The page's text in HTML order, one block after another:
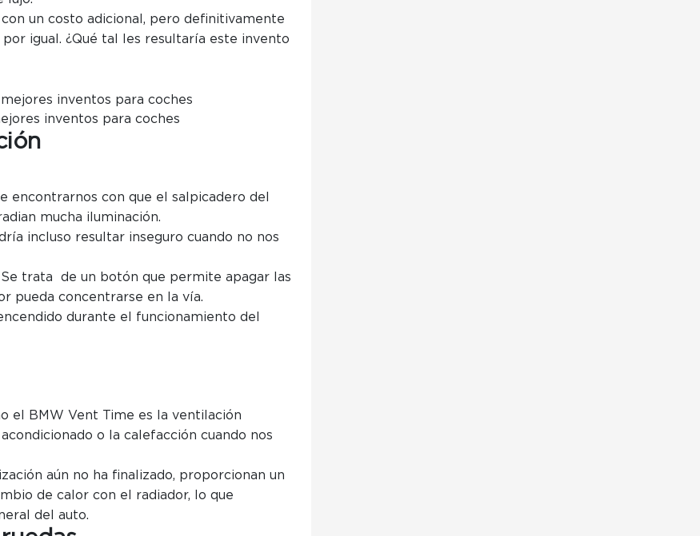
un costo adicional, pero definitivamente
igual. ¿Qué tal les resultaría este invento
inventos para coches
encontrarnos con que el salpicadero del
mucha iluminación.
incluso resultar inseguro cuando no nos
trata de un botón que permite apagar las
pueda concentrarse en la vía.
durante el funcionamiento del
el BMW Vent Time es la ventilación
o la calefacción cuando nos
aún no ha finalizado, proporcionan un
de calor con el radiador, lo que
del auto.